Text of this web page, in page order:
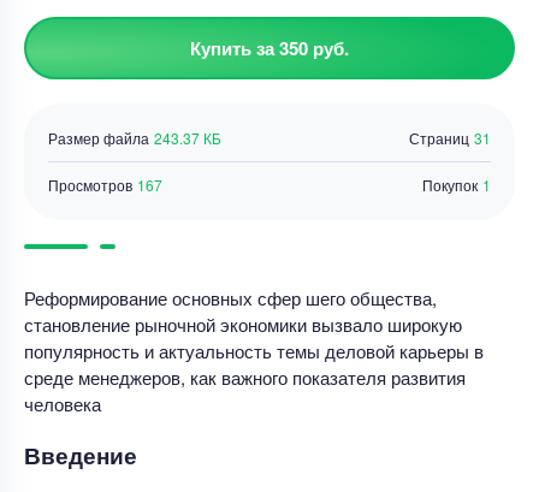
Купить за 350 руб.
Страниц 31
Размер файла 243.37 КБ
Просмотров 167 Покупок 1
Реформирование основных сфер шего общества,
становление рыночной экономики вызвало широкую
популярность и актуальность темы деловой карьеры в
среде менеджеров, как важного показателя развития
человека
Введение